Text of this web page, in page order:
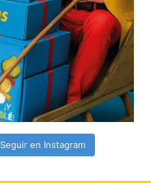
Seguir en Instagram